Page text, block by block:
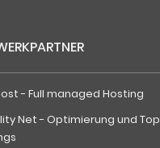
- Full managed Hosting
Net - Optimierung und Top